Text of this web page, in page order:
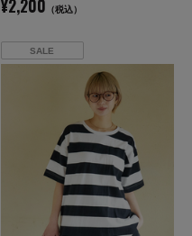
¥2,200 （税込）
SALE